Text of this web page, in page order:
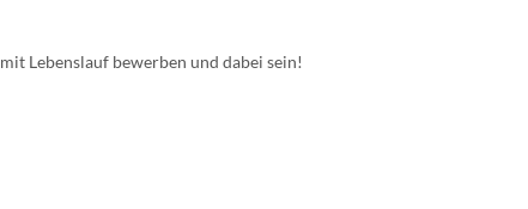
mit Lebenslauf bewerben und dabei sein!